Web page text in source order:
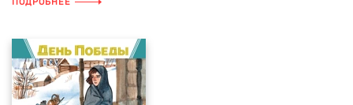
ПОДРОБНЕЕ